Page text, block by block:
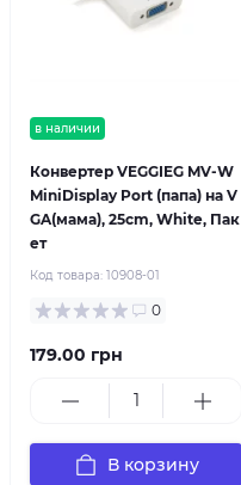
в наличии
Конвертер VEGGIEG MV-W
MiniDisplay Port (папа) на V
GA(мама), 25cm, White, Пак
ет
Код товара: 10908-01
0
179.00 грн
В корзину